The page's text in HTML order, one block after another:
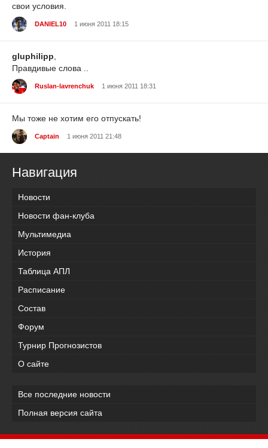
свои условия.
DANIEL10 1 июня 2011 18:15
gluphilipp
Правдивые слова ..
Ruslan-lavrenchuk 1 июня 2011 18:31
Мы тоже не хотим его отпускать!
Captain 1 июня 2011 21:48
Навигация
Новости
Новости фан-клуба
Мультимедиа
История
Таблица АПЛ
Расписание
Состав
Форум
Турнир Прогнозистов
О сайте
Все последние новости
Полная версия сайта